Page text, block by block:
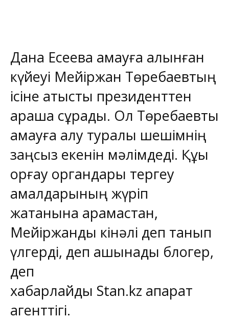
Дана Есеева қамауға алынған
күйеуі Мейіржан Төребаевтың
ісіне қатысты президенттен
араша сұрады. Ол Төребаевты
қамауға алу туралы шешімнің
заңсыз екенін мәлімдеді. Құқық
қорғау органдары тергеу
амалдарының жүріп
жатқанына қарамастан,
Мейіржанды кінәлі деп танып
үлгерді, деп ашынады блогер,
деп
хабарлайды Stan.kz ақпарат
агенттігі.